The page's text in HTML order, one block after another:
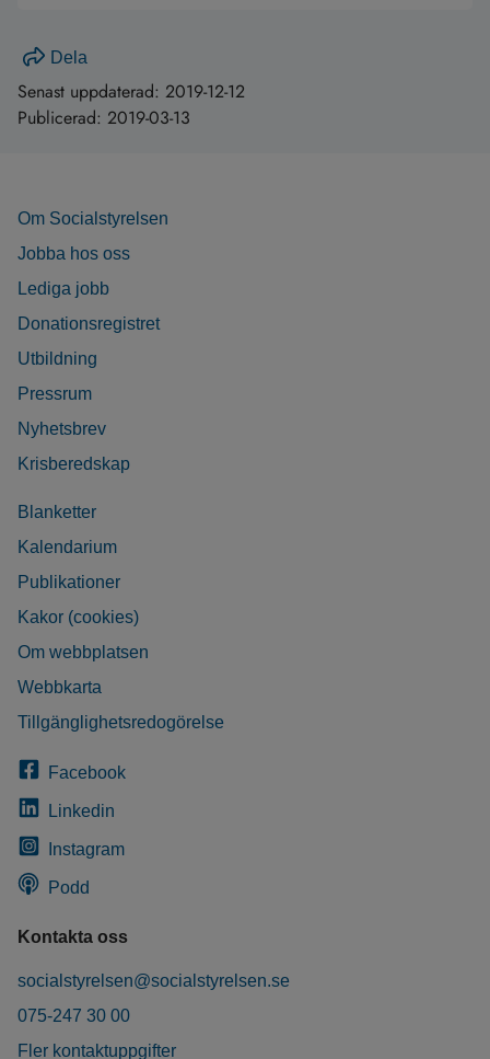
Dela
Senast uppdaterad: 2019-12-12
Publicerad: 2019-03-13
Om Socialstyrelsen
Jobba hos oss
Lediga jobb
Donationsregistret
Utbildning
Pressrum
Nyhetsbrev
Krisberedskap
Blanketter
Kalendarium
Publikationer
Kakor (cookies)
Om webbplatsen
Webbkarta
Tillgänglighetsredogörelse
Facebook
Linkedin
Instagram
Podd
Kontakta oss
socialstyrelsen@socialstyrelsen.se
075-247 30 00
Fler kontaktuppgifter